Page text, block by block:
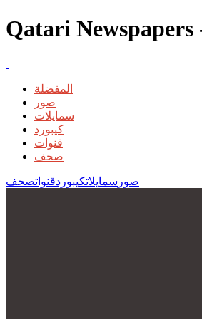
المفضلة
صور
سمايلات
كيبورد
قنوات
صحف
صور سمايلاتكيبوردقنواتصحف